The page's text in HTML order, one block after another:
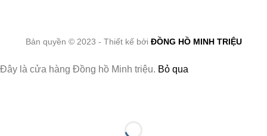
Bản quyền © 2023 - Thiết kế bởi ĐỒNG HỒ MINH TRIỆU
Đây là cửa hàng Đồng hồ Minh triệu. Bỏ qua